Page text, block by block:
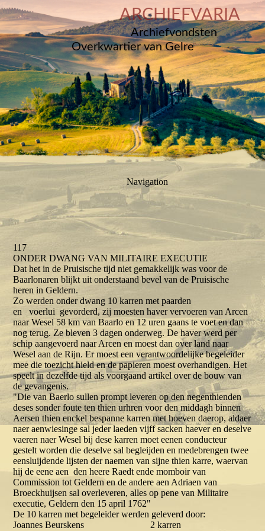
ARCHIEFVARIA
Archiefvondsten
Overkwartier van Gelre
Navigation
117
ONDER DWANG VAN MILITAIRE EXECUTIE
Dat het in de Pruisische tijd niet gemakkelijk was voor de
Baarlonaren blijkt uit onderstaand bevel van de Pruisische
heren in Geldern.
Zo werden onder dwang 10 karren met paarden
en voerlui gevorderd, zij moesten haver vervoeren van Arcen
naar Wesel 58 km van Baarlo en 12 uren gaans te voet en dan
nog terug. Ze bleven 3 dagen onderweg. De haver werd per
schip aangevoerd naar Arcen en moest dan over land naar
Wesel aan de Rijn. Er moest een verantwoordelijke begeleider
mee die toezicht hield en de papieren moest overhandigen. Het
speelt in dezelfde tijd als voorgaand artikel over de bouw van
de gevangenis.
"Die van Baerlo sullen prompt leveren op den negenthienden
deses sonder foute ten thien urhren voor den middagh binnen
Aersen thien enckel bespanne karren met hoeven daerop, aldaer
naer aenwiesinge sal jeder laeden vijff sacken haever en deselve
vaeren naer Wesel bij dese karren moet eenen conducteur
gestelt worden die deselve sal begleijden en medebrengen twee
eensluijdende lijsten der naemen van sijne thien karre, waervan
hij de eene aen den heere Raedt ende momboir van
Commission tot Geldern en de andere aen Adriaen van
Broeckhuijsen sal overleveren, alles op pene van Militaire
executie, Geldern den 15 april 1762"
De 10 karren met begeleider werden geleverd door:
Joannes Beurskens 2 karren